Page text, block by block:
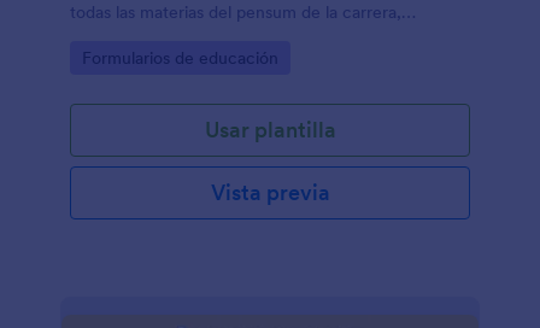
todas las materias del pensum de la carrera,
personal administrativo.
Go to Category:
Formularios de educación
Usar plantilla
Vista previa